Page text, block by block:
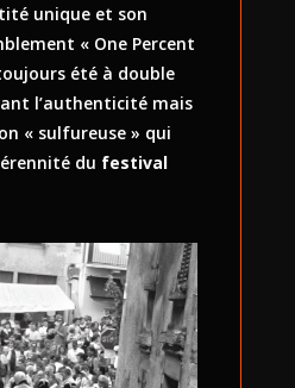
unique et son
« One Percent
été à double
l’authenticité mais
« sulfureuse » qui
du festival